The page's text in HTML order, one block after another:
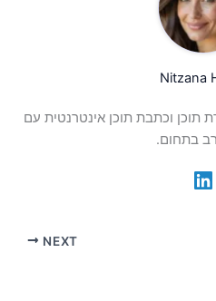
Nitzana
כיוצרת תוכן וכתבת תוכן אינטרנטית עם
רב בתחום.
NEXT